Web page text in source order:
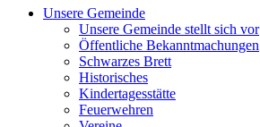
Unsere Gemeinde
Unsere Gemeinde stellt sich vor
Öffentliche Bekanntmachungen
Schwarzes Brett
Historisches
Kindertagesstätte
Feuerwehren